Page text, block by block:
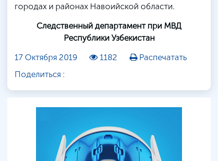
городах и районах Навоийской области.
Следственный департамент при МВД
Республики Узбекистан
17 Октября 2019
1182
Распечатать
Поделиться :